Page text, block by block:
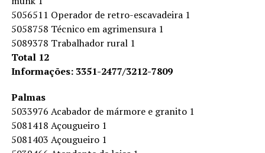
5056511 Operador de retro-escavadeira 1
5058758 Técnico em agrimensura 1
5089378 Trabalhador rural 1
Total 12
Informações: 3351-2477/3212-7809
Palmas
5033976 Acabador de mármore e granito 1
5081418 Açougueiro 1
5081403 Açougueiro 1